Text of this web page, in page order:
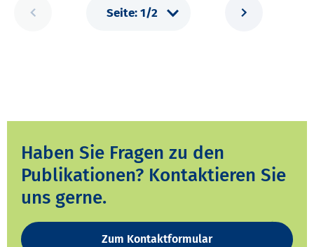
Haben Sie Fragen zu den
Publikationen? Kontaktieren Sie
uns gerne.
Zum Kontaktformular